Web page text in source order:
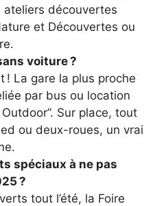
ateliers découvertes
et Découvertes ou
voiture ?
! La gare la plus proche
par bus ou location
Sur place, tout
ou deux-roues, un vrai
spéciaux à ne pas
?
tout l’été, la Foire